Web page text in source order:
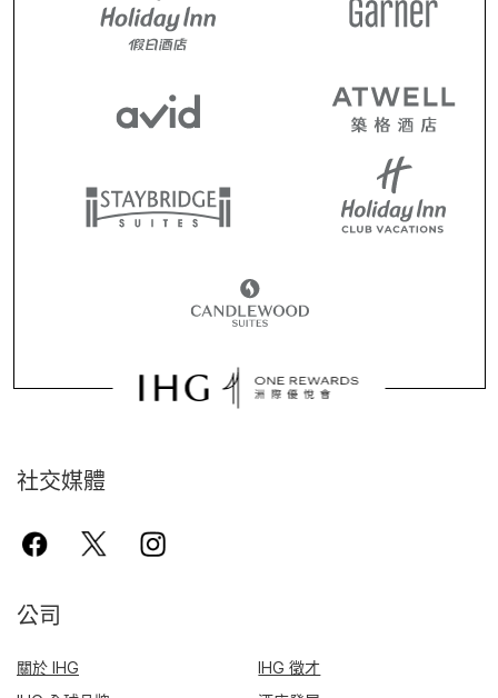
社交媒體
公司
關於 IHG
IHG 徵才